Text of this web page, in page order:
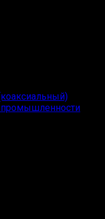
промышленности